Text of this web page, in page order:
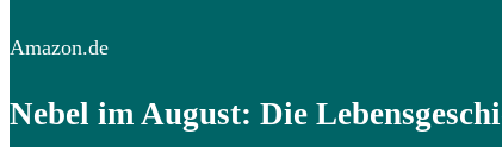
Amazon.de
Nebel im August: Die